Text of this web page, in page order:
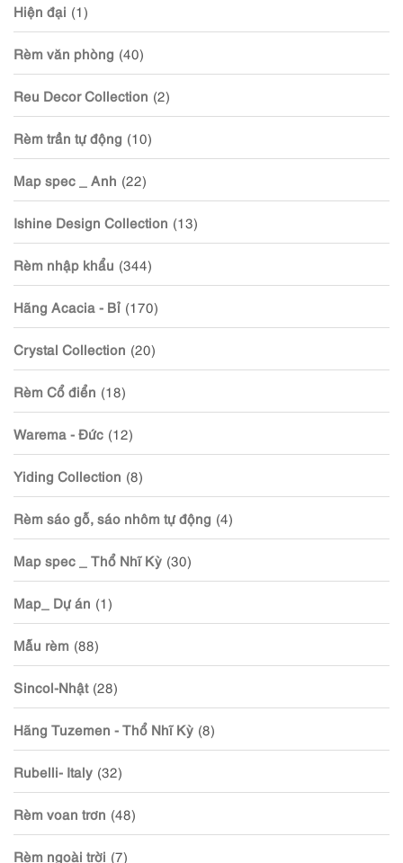
Hiện đại (1)
Rèm văn phòng (40)
Reu Decor Collection (2)
Rèm trần tự động (10)
Map spec _ Anh (22)
Ishine Design Collection (13)
Rèm nhập khẩu (344)
Hãng Acacia - Bỉ (170)
Crystal Collection (20)
Rèm Cổ điển (18)
Warema - Đức (12)
Yiding Collection (8)
Rèm sáo gỗ, sáo nhôm tự động (4)
Map spec _ Thổ Nhĩ Kỳ (30)
Map_ Dự án (1)
Mẫu rèm (88)
Sincol-Nhật (28)
Hãng Tuzemen - Thổ Nhĩ Kỳ (8)
Rubelli- Italy (32)
Rèm voan trơn (48)
Rèm ngoài trời (7)